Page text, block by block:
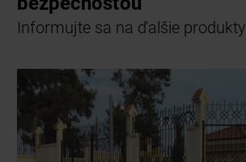
Informujte sa na ďalšie produkty